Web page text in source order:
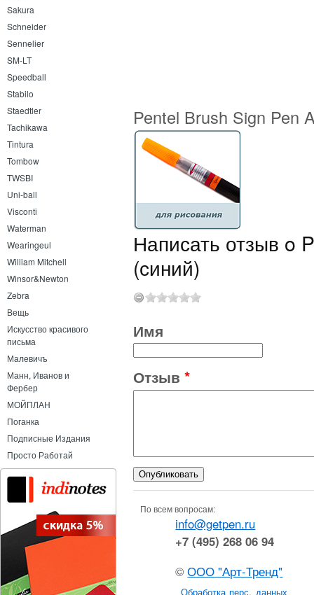
Sakura
Schneider
Sennelier
SM-LT
Speedball
Stabilo
Staedtler
Tachikawa
Tintura
Tombow
TWSBI
Uni-ball
Visconti
Waterman
Wearingeul
William Mitchell
Winsor&Newton
Zebra
Вещь
Искусство красивого
письма
Малевичъ
Манн, Иванов и
Фербер
МОЙПЛАН
Поганка
Подписные Издания
Просто Работай
Pentel Brush Sign Pen
Написать отзыв o
(синий)
Имя
Отзыв *
По всем вопросам:
info@getpen.ru
+7 (495) 268 06 94
©ООО "Арт-Тренд"
Обработка перс. данных